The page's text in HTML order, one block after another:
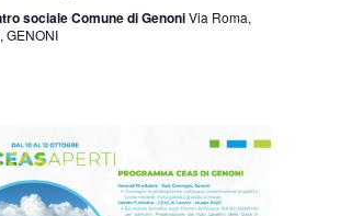
sociale Comune di GenoniVia Roma,
GENONI